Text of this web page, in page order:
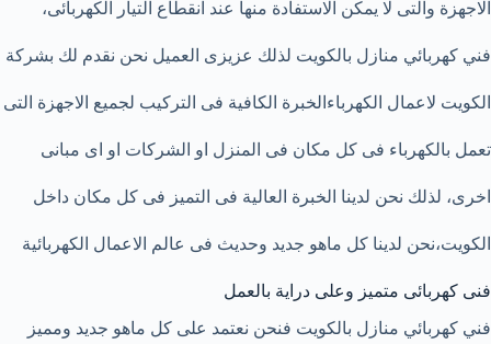
الاجهزة والتى لا يمكن الاستفادة منها عند انقطاع التيار الكهربائى،
فني كهربائي منازل بالكويت لذلك عزيزى العميل نحن نقدم لك بشركة
الكويت لاعمال الكهرباءالخبرة الكافية فى التركيب لجميع الاجهزة التى
تعمل بالكهرباء فى كل مكان فى المنزل او الشركات او اى مبانى
اخرى، لذلك نحن لدينا الخبرة العالية فى التميز فى كل مكان داخل
الكويت،نحن لدينا كل ماهو جديد وحديث فى عالم الاعمال الكهربائية
فنى كهربائى متميز وعلى دراية بالعمل
فني كهربائي منازل بالكويت فنحن نعتمد على كل ماهو جديد ومميز